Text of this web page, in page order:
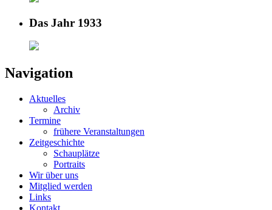
Das Jahr 1933
Navigation
Aktuelles
Archiv
Termine
frühere Veranstaltungen
Zeitgeschichte
Schauplätze
Portraits
Wir über uns
Mitglied werden
Links